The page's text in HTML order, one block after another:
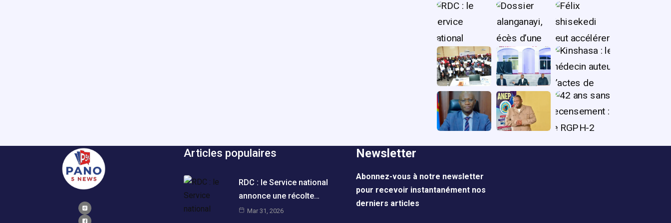
Articles populaires
RDC : le Service national
annonce une récolte…
Mar 31, 2026
Newsletter
Abonnez-vous à notre newsletter
pour recevoir instantanément nos
derniers articles